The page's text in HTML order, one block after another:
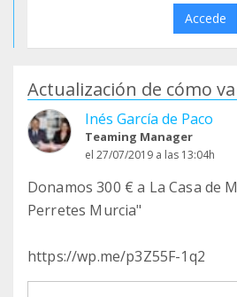
Accede
Actualización de cómo
Inés García de Paco
Teaming Manager
el 27/07/2019 a las 13:04h
Donamos 300 € a La Casa de
Perretes Murcia"
https://wp.me/p3Z55F-1q2